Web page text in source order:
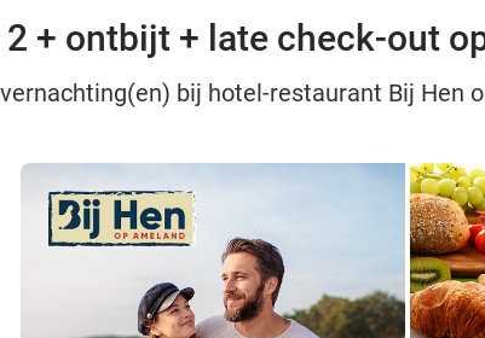
+ ontbijt + late check-out
bij hotel-restaurant Bij Hen